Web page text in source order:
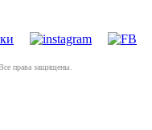
права защищены.